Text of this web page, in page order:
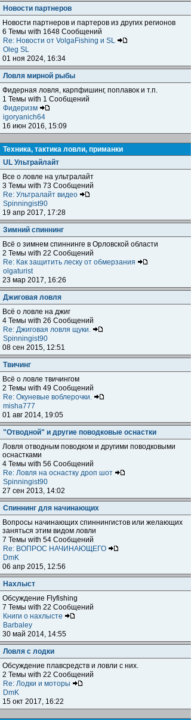
Новости партнеров
Новости партнеров и партеров из других регионов
6 Темы with 1648 Сообщений
Re: Новости от VolgaFishing и SL
Oleg SL
01 ноя 2024, 16:34
Ловля мирной рыбы
Фидерная ловля, карпфишинг, поплавок и т.п.
1 Темы with 1 Сообщений
Фидеризм
igoryanich64
16 июн 2016, 15:09
Техника, тактика ловли, приманки
UL Ультрайлайт
Все о ловле на ультралайт
3 Темы with 73 Сообщений
Re: Ультралайт видео
Spinningist90
19 апр 2017, 17:28
Зимний спиннинг
Всё о зимнем спиннинге в Орловской области
2 Темы with 22 Сообщений
Re: Как защитить леску от обмерзания
olgaturist
23 мар 2017, 16:26
Джиговая ловля
Всё о ловле на джиг
4 Темы with 26 Сообщений
Re: Джиговая ловля щуки.
Spinningist90
08 сен 2015, 12:51
Твичинг
Всё о ловле твичингом
2 Темы with 49 Сообщений
Re: Окуневые воблерочки.
misha777
01 авг 2014, 19:05
"Отводной" и другие поводковые оснастки
Ловля отводным поводком и другими поводковыми
оснастками
4 Темы with 56 Сообщений
Re: Ловля на оснастку дроп шот
Spinningist90
27 сен 2013, 14:02
Спиннинг для начинающих
Вопросы начинающих спиннингистов или желающих
заняться этим видом ловли
7 Темы with 54 Сообщений
Re: ВОПРОС НАЧИНАЮЩЕГО
DmK
06 апр 2015, 12:56
Нахлыст
Обсуждение Flyfishing
7 Темы with 22 Сообщений
Книги о нахлысте
Barbaley
30 май 2014, 14:55
Ловля с лодки
Обсуждение плавсредств и ловли с них.
2 Темы with 22 Сообщений
Re: Лодки и моторы
DmK
15 окт 2017, 16:22